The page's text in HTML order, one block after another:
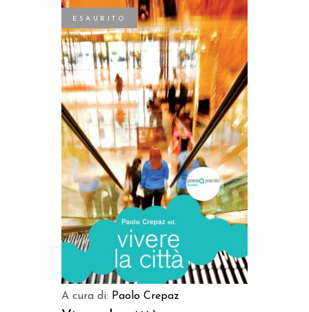
ESAURITO
LEGGI TUTTO
A cura di: Paolo Crepaz